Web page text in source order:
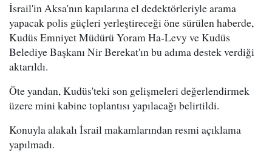
İsrail'in Aksa'nın kapılarına el dedektörleriyle arama
yapacak polis güçleri yerleştireceği öne sürülen haberde,
Kudüs Emniyet Müdürü Yoram Ha-Levy ve Kudüs
Belediye Başkanı Nir Berekat'ın bu adıma destek verdiği
aktarıldı.
Öte yandan, Kudüs'teki son gelişmeleri değerlendirmek
üzere mini kabine toplantısı yapılacağı belirtildi.
Konuyla alakalı İsrail makamlarından resmi açıklama
yapılmadı.